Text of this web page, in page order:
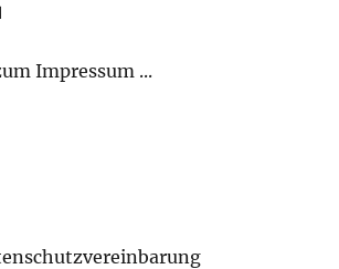
Impressum ...